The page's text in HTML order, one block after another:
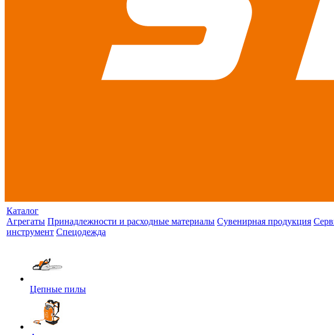
Каталог
Агрегаты Принадлежности и расходные материалы Сувенирная продукция
инструмент Спецодежда
Цепные пилы